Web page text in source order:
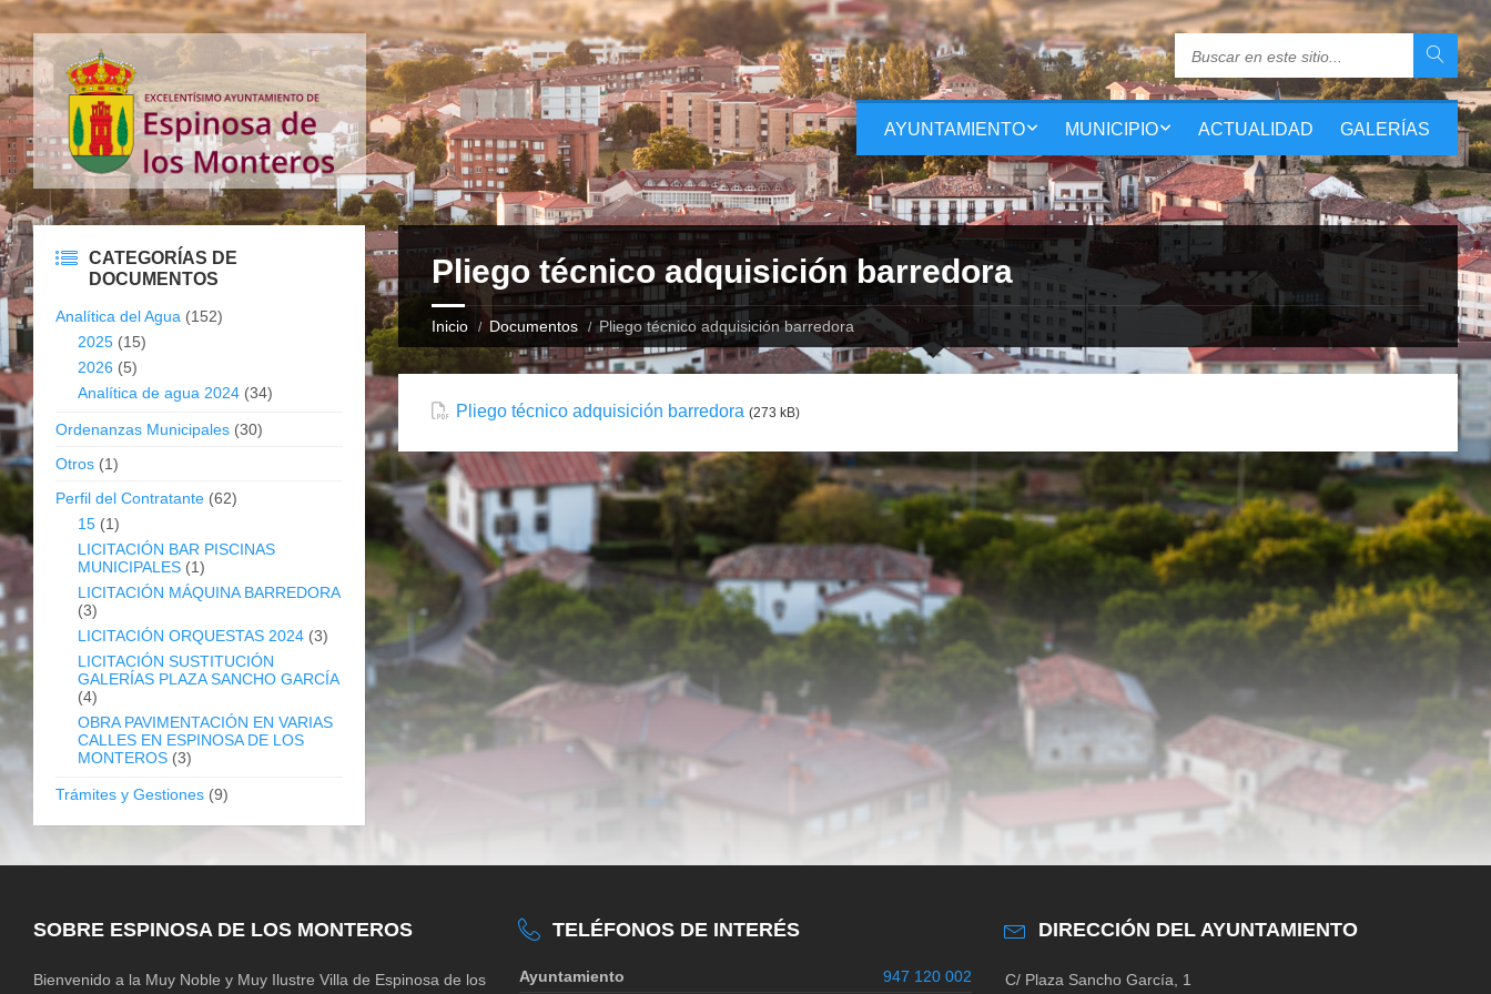
AYUNTAMIENTO MUNICIPIO ACTUALIDAD GALERÍAS
Pliego técnico adquisición barredora
Inicio Documentos Pliego técnico adquisición barredora
Pliego técnico adquisición barredora (273 kB)
CATEGORÍAS DE
DOCUMENTOS
Analítica del Agua (152)
2025 (15)
2026 (5)
Analítica de agua 2024 (34)
Ordenanzas Municipales (30)
Otros (1)
Perfil del Contratante (62)
15 (1)
LICITACIÓN BAR PISCINAS
MUNICIPALES (1)
LICITACIÓN MÁQUINA BARREDORA
(3)
LICITACIÓN ORQUESTAS 2024 (3)
LICITACIÓN SUSTITUCIÓN
GALERÍAS PLAZA SANCHO GARCÍA
(4)
OBRA PAVIMENTACIÓN EN VARIAS
CALLES EN ESPINOSA DE LOS
MONTEROS (3)
Trámites y Gestiones (9)
SOBRE ESPINOSA DE LOS MONTEROS
Bienvenido a la Muy Noble y Muy Ilustre Villa de Espinosa de los
TELÉFONOS DE INTERÉS
Ayuntamiento 947 120 002
DIRECCIÓN DEL AYUNTAMIENTO
C/ Plaza Sancho García, 1